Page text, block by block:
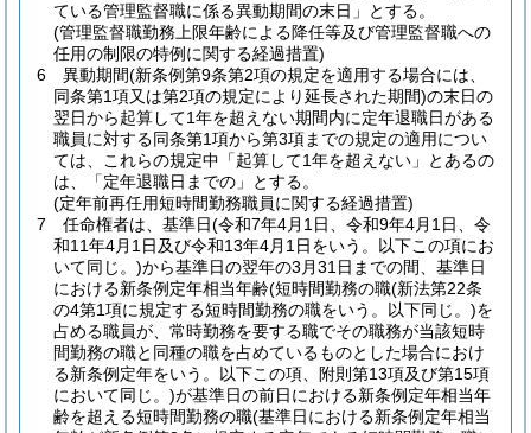
ている管理監督職に係る異動期間の末日」とする。
(管理監督職勤務上限年齢による降任等及び管理監督職への
任用の制限の特例に関する経過措置)
6
異動期間(新条例第9条第2項の規定を適用する場合には、
同条第1項又は第2項の規定により延長された期間)の末日の
翌日から起算して1年を超えない期間内に定年退職日がある
職員に対する同条第1項から第3項までの規定の適用につい
ては、これらの規定中「起算して1年を超えない」とあるの
は、「定年退職日までの」とする。
(定年前再任用短時間勤務職員に関する経過措置)
7
任命権者は、基準日(令和7年4月1日、令和9年4月1日、令
和11年4月1日及び令和13年4月1日をいう。以下この項にお
いて同じ。)から基準日の翌年の3月31日までの間、基準日
における新条例定年相当年齢(短時間勤務の職(新法第22条
の4第1項に規定する短時間勤務の職をいう。以下同じ。)を
占める職員が、常時勤務を要する職でその職務が当該短時
間勤務の職と同種の職を占めているものとした場合におけ
る新条例定年をいう。以下この項、附則第13項及び第15項
において同じ。)が基準日の前日における新条例定年相当年
齢を超える短時間勤務の職(基準日における新条例定年相当